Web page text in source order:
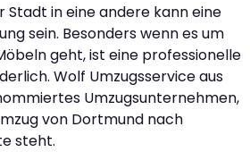
Stadt in eine andere kann eine
sein. Besonders wenn es um
geht, ist eine professionelle
Wolf Umzugsservice aus
Umzugsunternehmen,
von Dortmund nach
steht.